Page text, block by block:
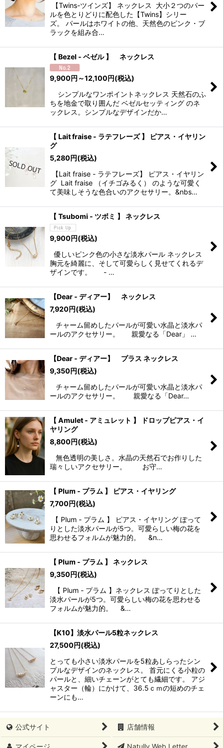
【Twins-ツインズ】 ネックレス 大小２つのパー
ルを色とりどりに配色した【Twins】シリー
ズ。 パールはホワイトの他、天然色のピンク・ブ
ラックを組み合…
【 Bezel - ベゼル 】 ネックレス
9,900円 ～12,100円(税込)
シンプルなワンポイントネックレス 天然石のふ
ちを地金で取り囲んだ ベゼルセッティング のネ
ックレス。シンプルなデザインだか…
【 Lait fraise - ラテフレーズ 】 ピアス・イヤリン
グ
5,280円(税込)
【Lait fraise - ラテフレーズ】 ピアス・イヤリン
グ Lait fraise （イチゴみるく） のような可愛く
て美味しそうな色合いのアクセサリー。&nbs…
【 Tsubomi - ツボミ 】 ネックレス
9,900円(税込)
優しいピンク色の小さな淡水パール ネックレス
胸元を綺麗に、そして可愛らしく見せてくれるデ
ザインです。 - …
【Dear - ディアー】 ネックレス
7,920円(税込)
チャーム留めしたパールが可愛い水晶と淡水パ
ールのアクセサリー。 親愛なる「Dear」 …
【Dear - ディアー】 プラス ネックレス
9,350円(税込)
チャーム留めしたパールが可愛い水晶と淡水パ
ールのアクセサリー。 親愛なる「Dear…
【 Amulet - アミュレット 】 ドロップピアス・イ
ヤリング
8,800円(税込)
無色透明の美しさ。水晶の天然石でお作りした
瑞々しいアクセサリー。 お守…
【 Plum - プラム 】 ピアス・イヤリング
7,700円(税込)
【 Plum - プラム 】 ピアス・イヤリング ぽって
りとした淡水パールが5つ。可愛らしい梅の花を
思わせるフォルムが魅力的。 &n…
【 Plum - プラム 】 ネックレス
9,350円(税込)
【 Plum - プラム 】ネックレス ぽってりとした
淡水パールが5つ。可愛らしい梅の花を思わせる
フォルムが魅力的。 &…
【K10】淡水パール5粒ネックレス
27,500円(税込)
とっても小さい淡水パールを5粒あしらったシン
プルなデザインのネックレス。 首元にくる小粒の
パールと、細いチェーンがとても繊細です。 アジ
ャスター（輪）にかけて、36.5ｃｍの短めのチェ
ーンにも…
公式サイト 店舗情報
マイページ Natully Web Letter